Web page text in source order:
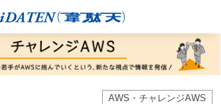
AWS・チャレンジAWS